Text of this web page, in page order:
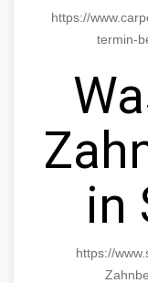
https://
termin-
in
https://